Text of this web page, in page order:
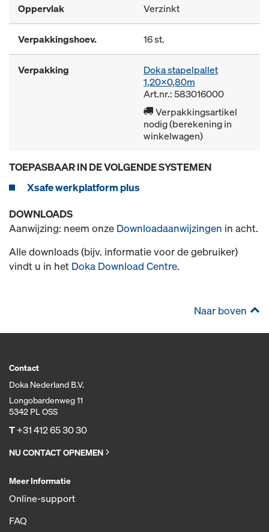
Oppervlak Verzinkt
Verpakkingshoev. 16 st.
Verpakking
Doka stapelpallet
1,20x0,80m
Art.nr.: 583016000
Verpakkingsartikel
nodig (berekening in
winkelwagen)
TOEPASBAAR IN DE VOLGENDE SYSTEMEN
Xsafe werkplatform plus
DOWNLOADS
Aanwijzing: neem onze Downloadaanwijzingen in acht.
Alle downloads (bijv. informatie voor de gebruiker)
vindt u in het Doka Download Centre.
Naar boven
Contact
Doka Nederland B.V.
Longobardenweg 11
5342 PL OSS
T+31 412 65 30 30
NU CONTACT OPNEMEN
Meer Informatie
Online-support
FAQ